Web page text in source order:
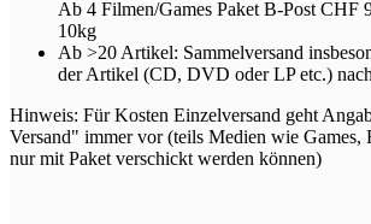
Ab 4 Filmen/Games Paket B-Post CHF
10kg
Ab >20 Artikel: Sammelversand
der Artikel (CD, DVD oder LP etc.)
Hinweis: Für Kosten Einzelversand geht
Versand" immer vor (teils Medien wie Games,
nur mit Paket verschickt werden können)